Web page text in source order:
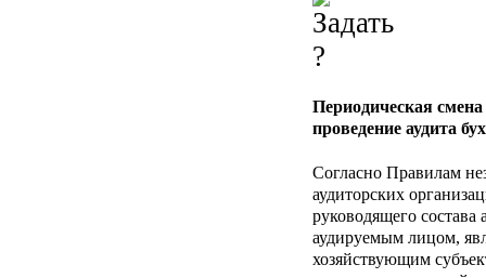
Периодическая смена
проведение аудита
Согласно Правилам
аудиторских
руководящего состава
аудируемым лицом,
хозяйствующим